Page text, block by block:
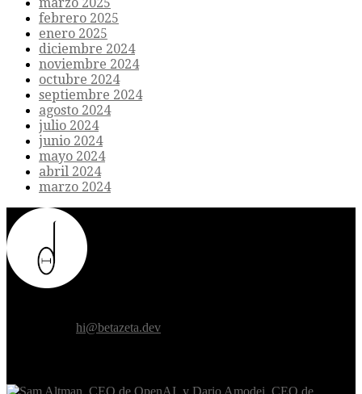
marzo 2025
febrero 2025
enero 2025
diciembre 2024
noviembre 2024
octubre 2024
septiembre 2024
agosto 2024
julio 2024
junio 2024
mayo 2024
abril 2024
marzo 2024
hi@betazeta.dev